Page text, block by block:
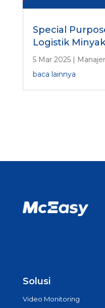
Special
Logistik
5 Mar 2025|
baca lainnya
Solusi
Video Monitoring